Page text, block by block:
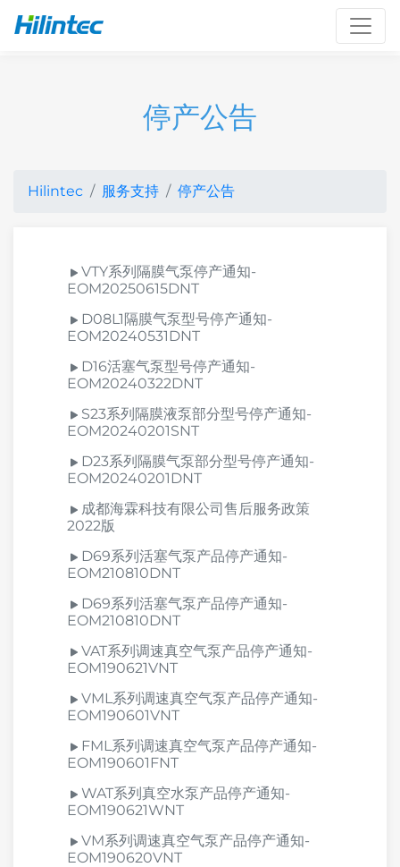
停产公告
Hilintec 服务支持 停产公告
VTY系列隔膜气泵停产通知-
EOM20250615DNT
D08L1隔膜气泵型号停产通知-
EOM20240531DNT
D16活塞气泵型号停产通知-
EOM20240322DNT
S23系列隔膜液泵部分型号停产通知-
EOM20240201SNT
D23系列隔膜气泵部分型号停产通知-
EOM20240201DNT
成都海霖科技有限公司售后服务政策
2022版
D69系列活塞气泵产品停产通知-
EOM210810DNT
D69系列活塞气泵产品停产通知-
EOM210810DNT
VAT系列调速真空气泵产品停产通知-
EOM190621VNT
VML系列调速真空气泵产品停产通知-
EOM190601VNT
FML系列调速真空气泵产品停产通知-
EOM190601FNT
WAT系列真空水泵产品停产通知-
EOM190621WNT
VM系列调速真空气泵产品停产通知-
EOM190620VNT